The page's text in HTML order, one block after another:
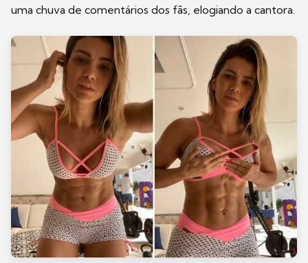
uma chuva de comentários dos fãs, elogiando a cantora.